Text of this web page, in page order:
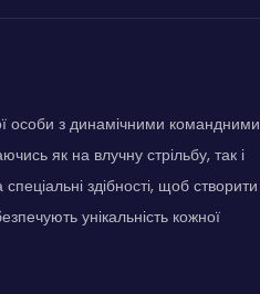
особи з динамічними командними
як на влучну стрільбу, так і
здібності, щоб створити
унікальність кожної